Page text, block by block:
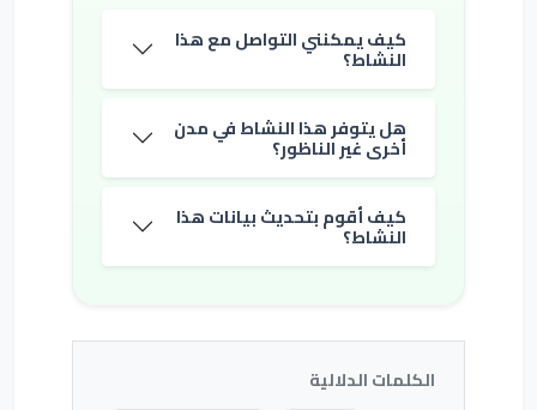
كيف يمكنني التواصل مع هذا
النشاط؟
هل يتوفر هذا النشاط في مدن
أخرى غير الناظور؟
كيف أقوم بتحديث بيانات هذا
النشاط؟
الكلمات الدلالية